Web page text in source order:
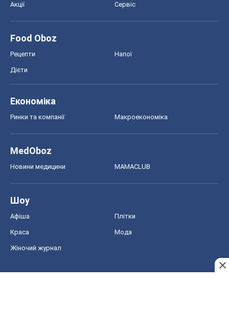
Акції Сервіс
Food Oboz
Рецепти Напої
Дієти
Економіка
Ринки та компанії Макроекономіка
MedOboz
Новини медицини MAMACLUB
Шоу
Афіша Плітки
Краса Мода
Жіночий журнал